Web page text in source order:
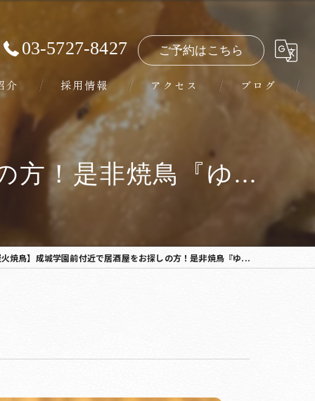
03-5727-8427 ご予約はこちら
介 採用情報 アクセス ブログ
方！是非焼鳥『ゆ...
焼鳥】成城学園前付近で居酒屋をお探しの方！是非焼鳥『ゆ...